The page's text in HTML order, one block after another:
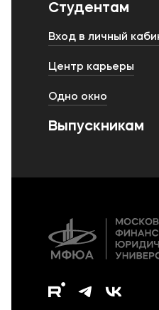
Студентам
Вход в личный
Центр карьеры
Одно окно
Выпускникам